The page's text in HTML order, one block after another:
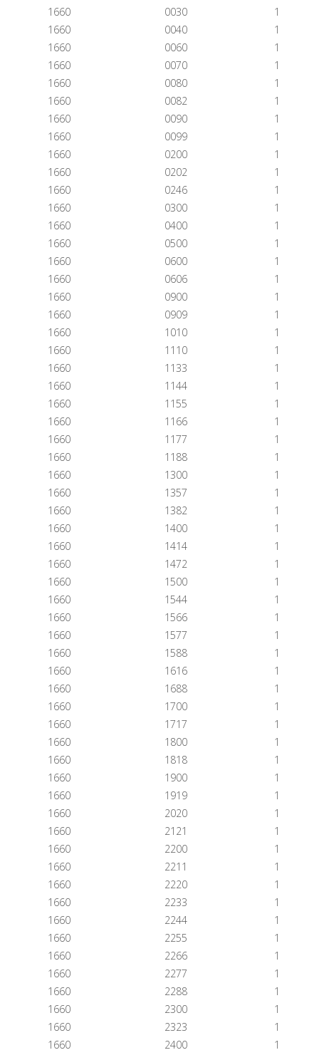
1660
0030
1
1660
0040
1
1660
0060
1
1660
0070
1
1660
0080
1
1660
0082
1
1660
0090
1
1660
0099
1
1660
0200
1
1660
0202
1
1660
0246
1
1660
0300
1
1660
0400
1
1660
0500
1
1660
0600
1
1660
0606
1
1660
0900
1
1660
0909
1
1660
1010
1
1660
1110
1
1660
1133
1
1660
1144
1
1660
1155
1
1660
1166
1
1660
1177
1
1660
1188
1
1660
1300
1
1660
1357
1
1660
1382
1
1660
1400
1
1660
1414
1
1660
1472
1
1660
1500
1
1660
1544
1
1660
1566
1
1660
1577
1
1660
1588
1
1660
1616
1
1660
1688
1
1660
1700
1
1660
1717
1
1660
1800
1
1660
1818
1
1660
1900
1
1660
1919
1
1660
2020
1
1660
2121
1
1660
2200
1
1660
2211
1
1660
2220
1
1660
2233
1
1660
2244
1
1660
2255
1
1660
2266
1
1660
2277
1
1660
2288
1
1660
2300
1
1660
2323
1
1660
2400
1